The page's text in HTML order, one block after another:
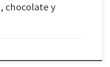
chocolate y